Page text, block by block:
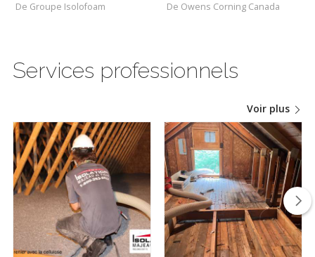
De Groupe Isolofoam De Owens Corning Canada
Services professionnels
Voir plus